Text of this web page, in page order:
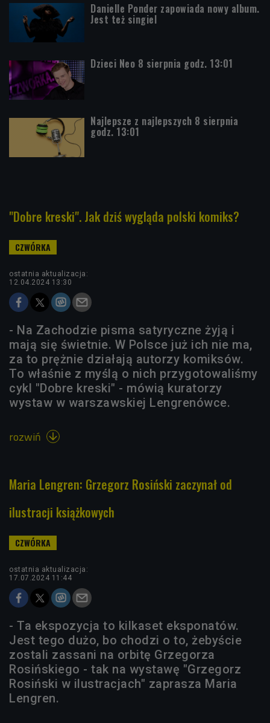
Danielle Ponder zapowiada nowy album.
Jest też singiel
Dzieci Neo 8 sierpnia godz. 13:01
Najlepsze z najlepszych 8 sierpnia
godz. 13:01
"Dobre kreski". Jak dziś wygląda polski komiks?
ostatnia aktualizacja:
12.04.2024 13:30
- Na Zachodzie pisma satyryczne żyją i
mają się świetnie. W Polsce już ich nie ma,
za to prężnie działają autorzy komiksów.
To właśnie z myślą o nich przygotowaliśmy
cykl "Dobre kreski" - mówią kuratorzy
wystaw w warszawskiej Lengrenówce.
rozwiń 
Maria Lengren: Grzegorz Rosiński zaczynał od
ilustracji książkowych
ostatnia aktualizacja:
17.07.2024 11:44
- Ta ekspozycja to kilkaset eksponatów.
Jest tego dużo, bo chodzi o to, żebyście
zostali zassani na orbitę Grzegorza
Rosińskiego - tak na wystawę "Grzegorz
Rosiński w ilustracjach" zaprasza Maria
Lengren.